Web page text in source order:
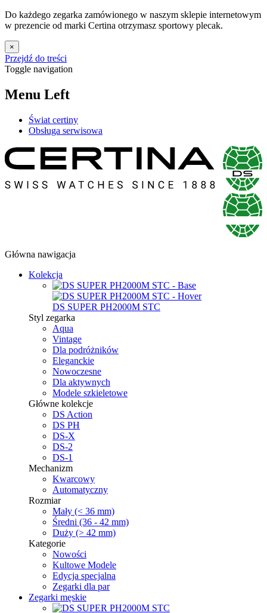
Do każdego zegarka zamówionego w naszym sklepie internetowym
w prezencie od marki Certina otrzymasz sportowy plecak.
×
Przejdź do treści
Toggle navigation
Menu Left
Świat certiny
Obsługa serwisowa
Główna nawigacja
Kolekcja
DS SUPER PH2000M STC
Styl zegarka
Aqua
Vintage
Dla podróżników
Eleganckie
Nowoczesne
Dla aktywnych
Modele szkieletowe
Główne kolekcje
DS Action
DS PH
DS-X
DS-2
DS-1
Mechanizm
Kwarcowy
Automatyczny
Rozmiar
Mały (< 36 mm)
Średni (36 - 42 mm)
Duży (> 42 mm)
Kategorie
Nowości
Kultowe Modele
Edycja specjalna
Zegarki dla par
Zegarki męskie